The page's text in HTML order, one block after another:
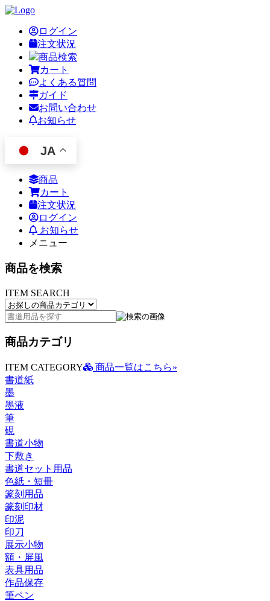
ログイン
注文状況
商品検索
カート
よくある質問
ガイド
お問い合わせ
お知らせ
JA
商品
カート
注文状況
ログイン
お知らせ
メニュー
商品を検索
ITEM SEARCH
商品カテゴリ
ITEM CATEGORY
商品一覧はこちら»
書道紙
墨
墨液
筆
硯
書道小物
下敷き
書道セット用品
色紙・短冊
篆刻用品
篆刻印材
印泥
印刀
展示小物
額・屏風
表具用品
作品保存
筆ペン